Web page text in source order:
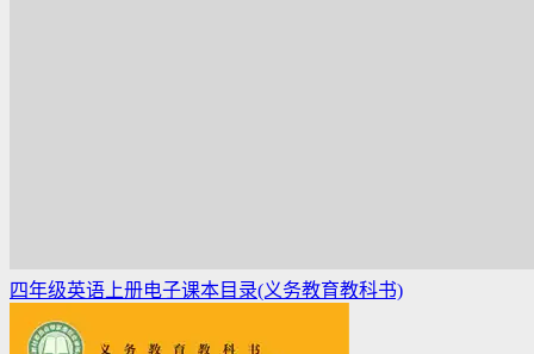
四年级英语上册电子课本目录(义务教育教科书)